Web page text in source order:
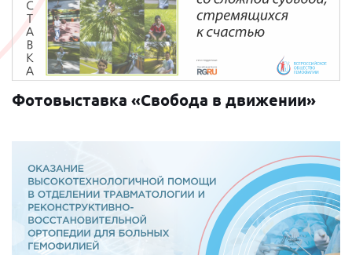
Фотовыставка «Свобода в движении»